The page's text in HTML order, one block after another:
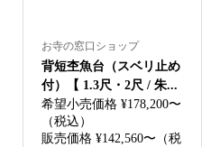
お寺の窓口ショップ
背短杢魚台（スベリ止め
付）【 1.3尺・2尺 / 朱...
希望小売価格 ¥178,200〜
（税込）
販売価格 ¥142,560〜（税